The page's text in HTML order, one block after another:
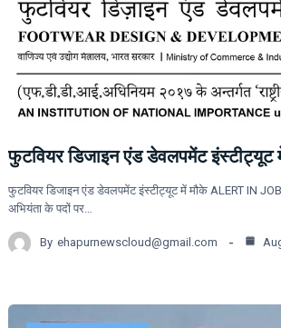
फुटवियर डिजाइन एंड डेवलपमेंट इंस्टीट्यूट
फुटवियर डिजाइन एंड डेवलपमेंट इंस्टीट्यूट में मौके ALERT IN
अभियंता के पदों पर…
By ehapurnewscloud@gmail.com